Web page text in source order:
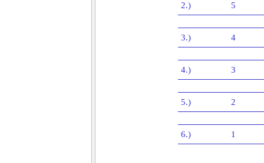
2.) 5
3.) 4
4.) 3
5.) 2
6.) 1